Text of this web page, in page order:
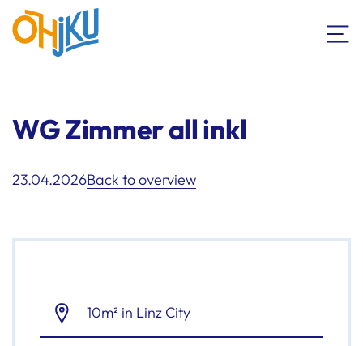
WG Zimmer all inkl
23.04.2026Back to overview
10m² in Linz City